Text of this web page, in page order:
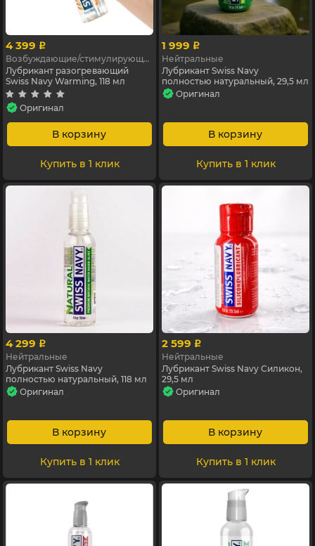
4 399 p
Возбуждающие/стимулирующие
Лубрикант разогревающий
Swiss Navy Warming, 118 мл
Оригинал
В корзину
Купить в 1 клик
1 999 p
Нейтральные
Лубрикант Swiss Navy
полностью натуральный, 29,5 мл
Оригинал
В корзину
Купить в 1 клик
4 299 p
Нейтральные
Лубрикант Swiss Navy
полностью натуральный, 118 мл
Оригинал
В корзину
Купить в 1 клик
2 599 p
Нейтральные
Лубрикант Swiss Navy Силикон,
29,5 мл
Оригинал
В корзину
Купить в 1 клик